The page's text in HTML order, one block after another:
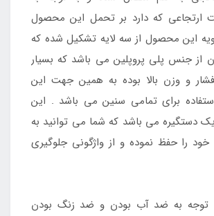
ارتجاعی که دارد بر تحمل این محصول
این محصول از سه لایه تشکیل شده که
از جنس پلی پروپلین می باشد که بسیار
فشار و وزن بالا بوده به همین جهت این
برای تمامی سنین می باشد . این
دستگیره می باشد که شما می توانید به
را حفظ نموده و از واژگونی جلوگیری
توجه به ضد آب بودن و ضد زنگ بودن